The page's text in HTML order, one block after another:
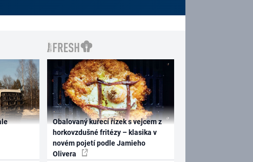
Obalovaný kuřecí řízek s vejcem z
horkovzdušné fritézy – klasika v
novém pojetí podle Jamieho
Olivera